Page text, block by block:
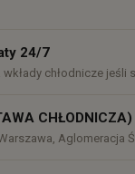
24/7
wkłady chłodnicze jeśli
CHŁODNICZA)
Warszawa,